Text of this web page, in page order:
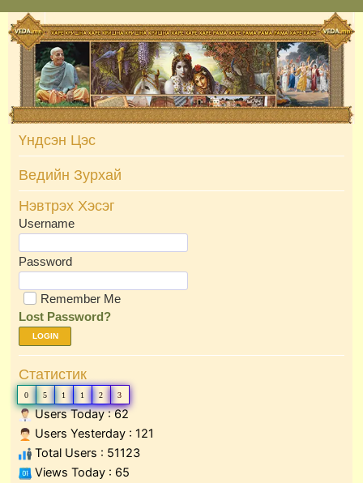
Skip
to
content
Үндсэн Цэс
Ведийн Зурхай
Нэвтрэх Хэсэг
Username
Password
Remember Me
Lost Password?
LOGIN
Статистик
0 5 1 1 2 3
Users Today : 62
Users Yesterday : 121
Total Users : 51123
Views Today : 65